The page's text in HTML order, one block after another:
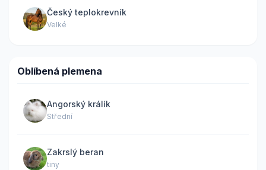
Český teplokrevník
Velké
Oblíbená plemena
Angorský králík
Střední
Zakrslý beran
tiny